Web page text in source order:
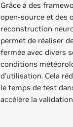
Grâce à des
open-source et des
reconstruction
permet de réaliser
fermée avec divers
conditions
d'utilisation. Cela
le temps de test
accélère la